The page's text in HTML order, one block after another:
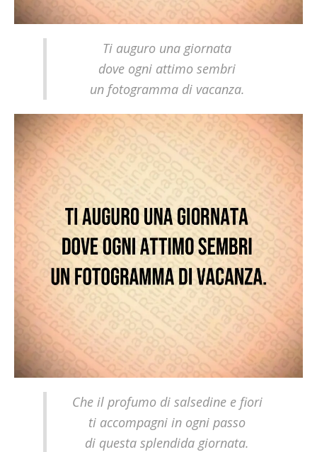
Ti auguro una giornata
dove ogni attimo sembri
un fotogramma di vacanza.
Che il profumo di salsedine e fiori
ti accompagni in ogni passo
di questa splendida giornata.